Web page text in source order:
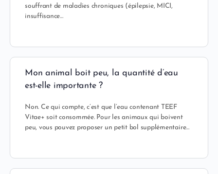
souffrant de maladies chroniques (épilepsie, MICI,
insuffisance…
Mon animal boit peu, la quantité d’eau
est-elle importante ?
Non. Ce qui compte, c’est que l’eau contenant TEEF
Vitae+ soit consommée. Pour les animaux qui boivent
peu, vous pouvez proposer un petit bol supplémentaire…